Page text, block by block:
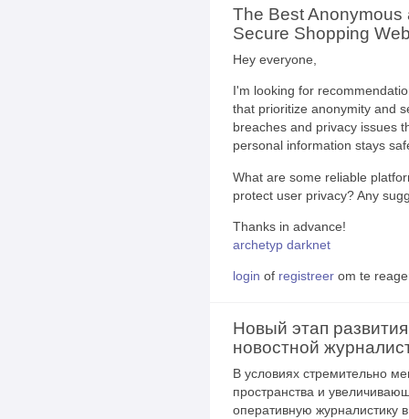
The Best Anonymous
Secure Shopping
Hey everyone,
I'm looking for
that prioritize anonymity and
breaches and privacy issues
personal information stays
What are some reliable
protect user privacy? Any
Thanks in advance!
archetyp darknet
login of registreer om te
Новый этап развития
новостной
В условиях стремительно
пространства и
оперативную журналистику